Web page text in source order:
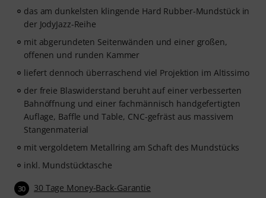
das am dunkelsten klingende Hard Rubber-Mundstück in
der JodyJazz-Reihe
mit abgerundeten Seitenwänden und einer großen,
offenen und runden Kammer
liefert dennoch überraschend viel Projektion im Altissimo
der freie Blaswiderstand beruht auf einer verbesserten
Bahnöffnung und einer fachmännisch handgefertigten
Auflage, Baffle und Table, CNC-gefräst aus massivem
Stangenmaterial
mit vergoldetem Metallring am Schaft des Mundstücks
inkl. Mundstücktasche
30 30 Tage Money-Back-Garantie